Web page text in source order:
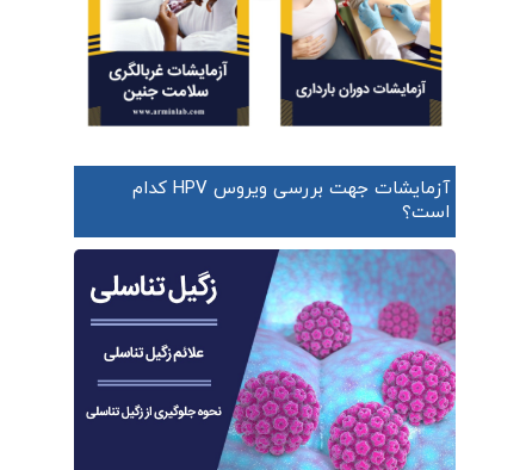
آزمایشات جهت بررسی ویروس HPV کدام
است؟